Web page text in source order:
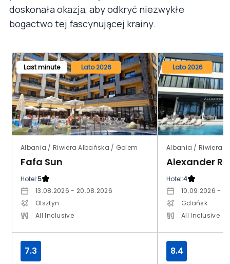
doskonała okazja, aby odkryć niezwykłe
bogactwo tej fascynującej krainy.
Last minute Lato 2026
Albania / Riwiera Albańska / Golem
Fafa Sun
Hotel:5
13.08.2026 - 20.08.2026
Olsztyn
All Inclusive
7.3
Lato 2026
Albania / Riwiera
Alexander
Hotel:4
10.09.2026 -
Gdańsk
All Inclusive
8.4